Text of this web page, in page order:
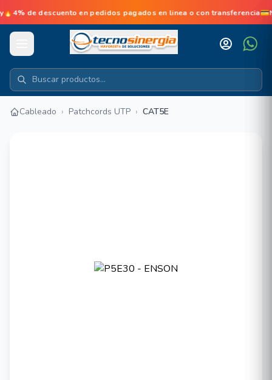
de descuento en pedidos pagados en linea o con
Cableado › Patchcords UTP › CAT5E